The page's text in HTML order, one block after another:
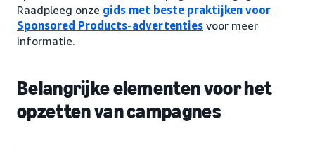
Raadpleeg onze gids met beste praktijken voor
Sponsored Products-advertenties voor meer
informatie.
Belangrijke elementen voor het
opzetten van campagnes